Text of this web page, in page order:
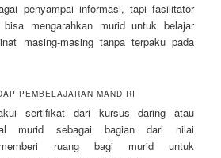
penyampai informasi, tapi fasilitator
bisa mengarahkan murid untuk belajar
masing-masing tanpa terpaku pada
PEMBELAJARAN MANDIRI
sertifikat dari kursus daring atau
murid sebagai bagian dari nilai
ruang bagi murid untuk